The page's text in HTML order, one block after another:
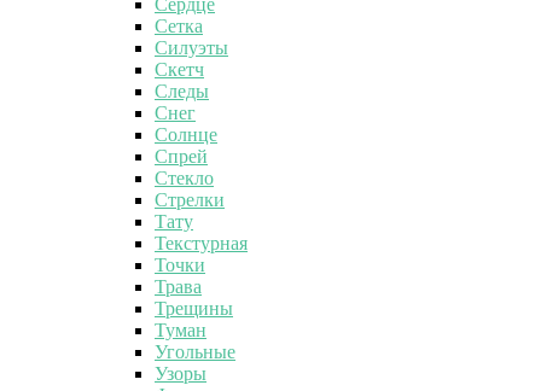
Сердце
Сетка
Силуэты
Скетч
Следы
Снег
Солнце
Спрей
Стекло
Стрелки
Тату
Текстурная
Точки
Трава
Трещины
Туман
Угольные
Узоры